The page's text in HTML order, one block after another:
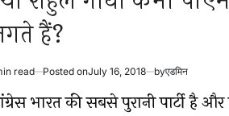
हैं?
read Posted onJuly 16, 2018 byएडमिन
भारत की सबसे पुरानी पार्टी है